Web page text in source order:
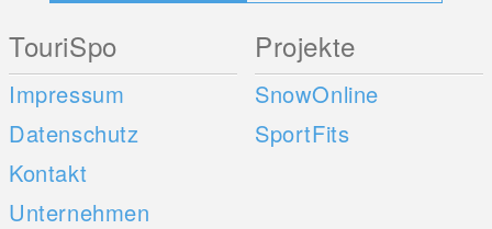
TouriSpo
Impressum
Datenschutz
Kontakt
Unternehmen
Projekte
SnowOnline
SportFits